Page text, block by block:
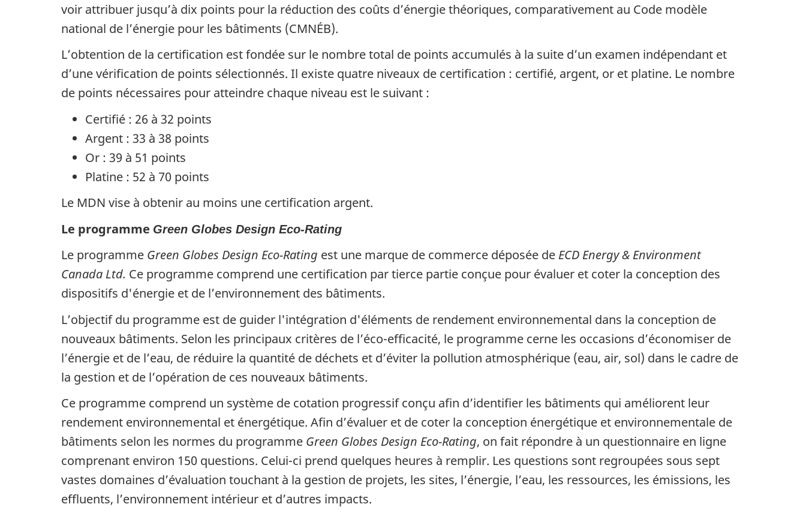
voir attribuer jusqu’à dix points pour la réduction des coûts d’énergie théoriques, comparativement au Code modèle
national de l’énergie pour les bâtiments (CMNÉB).
L’obtention de la certification est fondée sur le nombre total de points accumulés à la suite d’un examen indépendant et
d’une vérification de points sélectionnés. Il existe quatre niveaux de certification : certifié, argent, or et platine. Le nombre
de points nécessaires pour atteindre chaque niveau est le suivant :
Certifié : 26 à 32 points
Argent : 33 à 38 points
Or : 39 à 51 points
Platine : 52 à 70 points
Le MDN vise à obtenir au moins une certification argent.
Le programme Green Globes Design Eco-Rating
Le programme Green Globes Design Eco-Rating est une marque de commerce déposée de ECD Energy & Environment
Canada Ltd. Ce programme comprend une certification par tierce partie conçue pour évaluer et coter la conception des
dispositifs d'énergie et de l’environnement des bâtiments.
L’objectif du programme est de guider l'intégration d'éléments de rendement environnemental dans la conception de
nouveaux bâtiments. Selon les principaux critères de l’éco-efficacité, le programme cerne les occasions d’économiser de
l’énergie et de l’eau, de réduire la quantité de déchets et d’éviter la pollution atmosphérique (eau, air, sol) dans le cadre de
la gestion et de l’opération de ces nouveaux bâtiments.
Ce programme comprend un système de cotation progressif conçu afin d’identifier les bâtiments qui améliorent leur
rendement environnemental et énergétique. Afin d’évaluer et de coter la conception énergétique et environnementale de
bâtiments selon les normes du programme Green Globes Design Eco-Rating, on fait répondre à un questionnaire en ligne
comprenant environ 150 questions. Celui-ci prend quelques heures à remplir. Les questions sont regroupées sous sept
vastes domaines d’évaluation touchant à la gestion de projets, les sites, l’énergie, l’eau, les ressources, les émissions, les
effluents, l’environnement intérieur et d’autres impacts.